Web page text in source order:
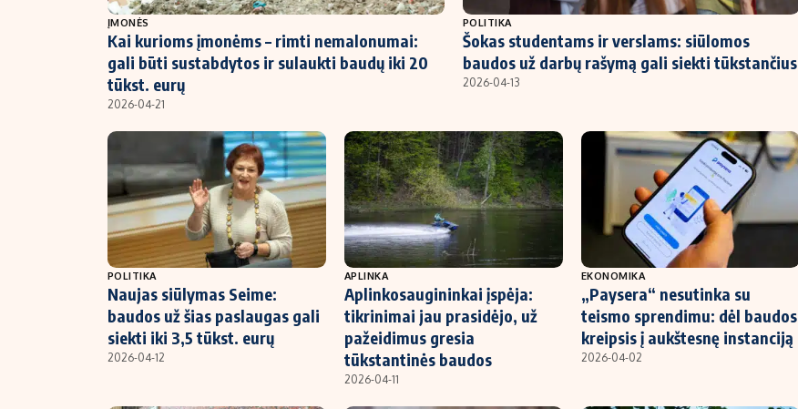
NT ir statybos
ĮMONĖS
Kai kurioms įmonėms – rimti nemalonumai:
gali būti sustabdytos ir sulaukti baudų iki 20
tūkst. eurų
2026-04-21
POLITIKA
Šokas studentams ir verslams: siūlomos
baudos už darbų rašymą gali siekti tūkstančius
2026-04-13
POLITIKA
Naujas siūlymas Seime:
baudos už šias paslaugas gali
siekti iki 3,5 tūkst. eurų
2026-04-12
APLINKA
Aplinkosaugininkai įspėja:
tikrinimai jau prasidėjo, už
pažeidimus gresia
tūkstantinės baudos
2026-04-11
EKONOMIKA
„Paysera“ nesutinka su
teismo sprendimu: dėl baudos
kreipsis į aukštesnę instanciją
2026-04-02